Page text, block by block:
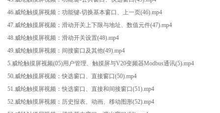
46.威纶触摸屏视频：功能键-切换基本窗口、上一页(46).mp4
47.威纶触摸屏视频：滑动开关上下限与地址、数值元件(47).mp4
48.威纶触摸屏视频：滑动开关设置(48).mp4
49.威纶触摸屏视频：间接窗口及其他(49).mp4
5.威纶触摸屏视频(05)用户管理、触摸屏与V20变频器Modbus通讯(5).mp4
50.威纶触摸屏视频：快选窗口、直接窗口(50).mp4
51.威纶触摸屏视频：快选窗口、直接和间接窗口(51).mp4
52.威纶触摸屏视频：历史报表、动画、移动图形(52).mp4